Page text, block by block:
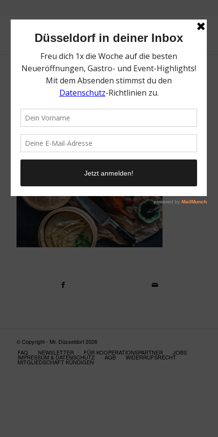
Cooking Dad | Die besten asiatischen
© Copyright - Mr. Düsseldorf 2026
FAQ
NEWSLETTER FÜR KOOPERATIONSPARTNER JOBS
IMPRESSUM & DATENSCHUTZ AGB WIDERRUFSRECHT
MITGLIEDSCHAFT KÜNDIGEN